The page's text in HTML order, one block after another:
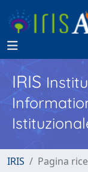
IRIS
IRIS Pagina